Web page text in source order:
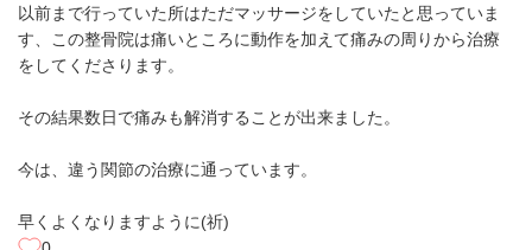
以前まで行っていた所はただマッサージをしていたと思っていま
す、この整骨院は痛いところに動作を加えて痛みの周りから治療
をしてくださります。
その結果数日で痛みも解消することが出来ました。
今は、違う関節の治療に通っています。
早くよくなりますように(祈)